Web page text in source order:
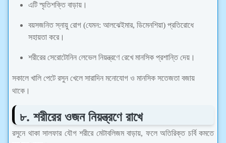
এটি স্মৃতিশক্তি বাড়ায়।
বয়সজনিত স্নায়ু রোগ (যেমন: আলঝেইমার, ডিমেনশিয়া) প্রতিরোধে
সহায়তা করে।
শরীরের সেরোটোনিন লেভেল নিয়ন্ত্রণে রেখে মানসিক প্রশান্তি দেয়।
সকালে খালি পেটে রসুন খেলে সারাদিন মনোযোগ ও মানসিক সতেজতা বজায়
থাকে।
৮. শরীরের ওজন নিয়ন্ত্রণে রাখে
রসুনে থাকা সালফার যৌগ শরীরে মেটাবলিজম বাড়ায়, ফলে অতিরিক্ত চর্বি কমতে